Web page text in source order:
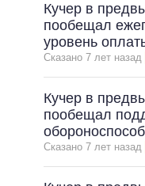
Кучер в
пообещал
уровень
Сказано 7 лет назад
Кучер в
пообещал
Сказано 7 лет назад